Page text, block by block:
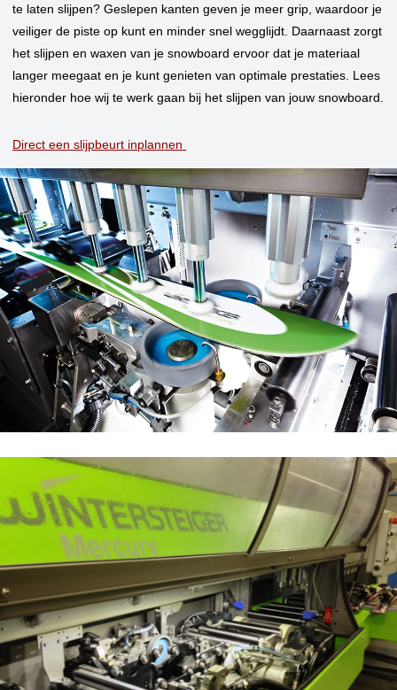
te laten slijpen? Geslepen kanten geven je meer grip, waardoor je
veiliger de piste op kunt en minder snel wegglijdt. Daarnaast zorgt
het slijpen en waxen van je snowboard ervoor dat je materiaal
langer meegaat en je kunt genieten van optimale prestaties. Lees
hieronder hoe wij te werk gaan bij het slijpen van jouw snowboard.
Direct een slijpbeurt inplannen